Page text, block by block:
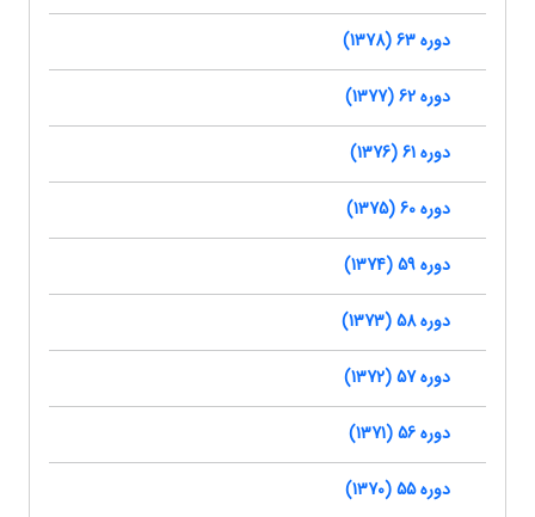
دوره 63 (1378)
دوره 62 (1377)
دوره 61 (1376)
دوره 60 (1375)
دوره 59 (1374)
دوره 58 (1373)
دوره 57 (1372)
دوره 56 (1371)
دوره 55 (1370)